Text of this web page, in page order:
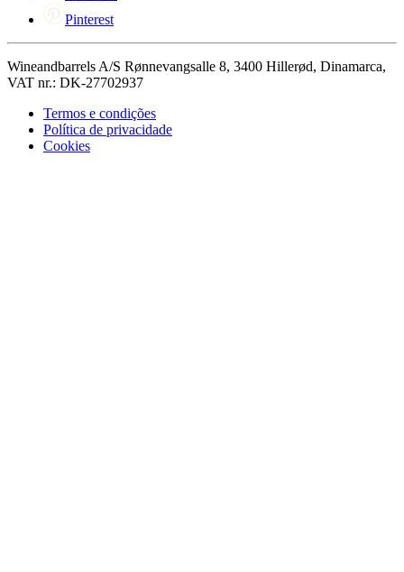
Pinterest
Wineandbarrels A/S Rønnevangsalle 8, 3400 Hillerød, Dinamarca,
VAT nr.: DK-27702937
Termos e condições
Política de privacidade
Cookies